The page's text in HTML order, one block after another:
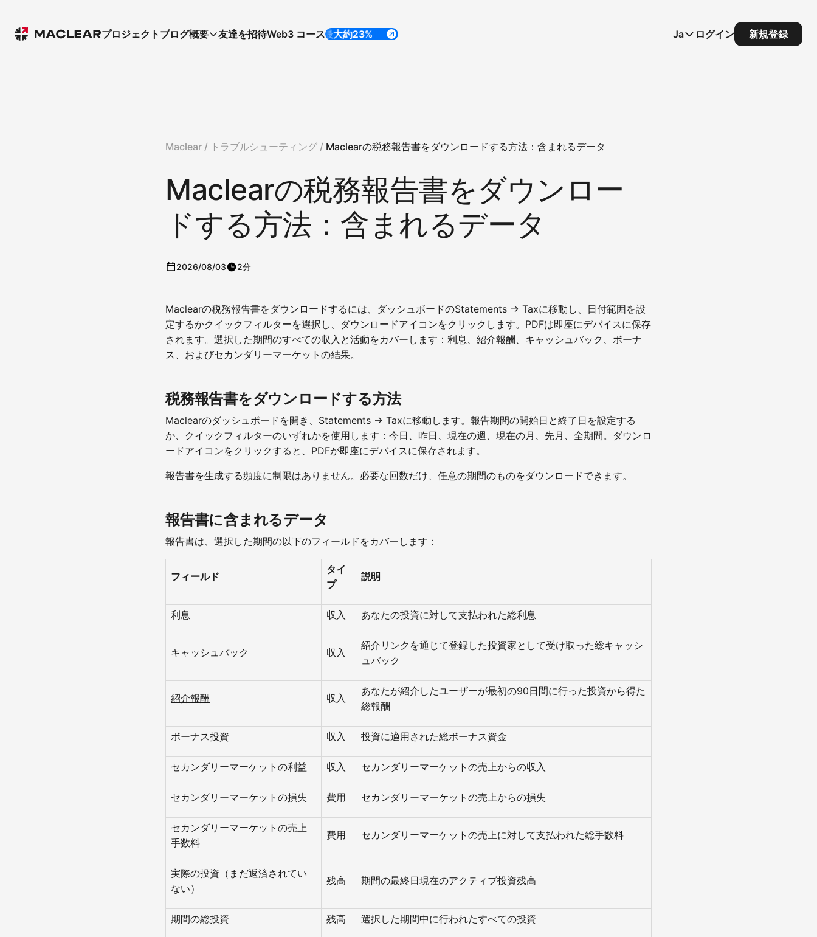
プロジェクト ブログ概要 友達を招待Web3 コース
年率最大約23% 年率最大約23% Ja ログイン 新規登録
Maclear / トラブルシューティング / Maclearの税務報告書をダウンロードする方法：含まれるデータ
Maclearの税務報告書をダウンロー
ドする方法：含まれるデータ
2026/08/03 2分
Maclearの税務報告書をダウンロードするには、ダッシュボードのStatements → Taxに移動し、日付範囲を設
定するかクイックフィルターを選択し、ダウンロードアイコンをクリックします。PDFは即座にデバイスに保存
されます。選択した期間のすべての収入と活動をカバーします： 利息、紹介報酬、 キャッシュバック 、ボーナ
ス、およびセカンダリーマーケット の結果。
税務報告書をダウンロードする方法
Maclearのダッシュボードを開き、Statements → Taxに移動します。報告期間の開始日と終了日を設定する
か、クイックフィルターのいずれかを使用します：今日、昨日、現在の週、現在の月、先月、全期間。ダウンロ
ードアイコンをクリックすると、PDFが即座にデバイスに保存されます。
報告書を生成する頻度に制限はありません。必要な回数だけ、任意の期間のものをダウンロードできます。
報告書に含まれるデータ
報告書は、選択した期間の以下のフィールドをカバーします：
フィールド
タイ
プ
説明
利息 収入 あなたの投資に対して支払われた総利息
キャッシュバック 収入
紹介リンクを通じて登録した投資家として受け取った総キャッシ
ュバック
紹介報酬 収入
あなたが紹介したユーザーが最初の90日間に行った投資から得た
総報酬
ボーナス投資 収入 投資に適用された総ボーナス資金
セカンダリーマーケットの利益 収入 セカンダリーマーケットの売上からの収入
セカンダリーマーケットの損失 費用 セカンダリーマーケットの売上からの損失
セカンダリーマーケットの売上
手数料
費用 セカンダリーマーケットの売上に対して支払われた総手数料
実際の投資（まだ返済されてい
ない）
残高 期間の最終日現在のアクティブ投資残高
期間の総投資 残高 選択した期間中に行われたすべての投資